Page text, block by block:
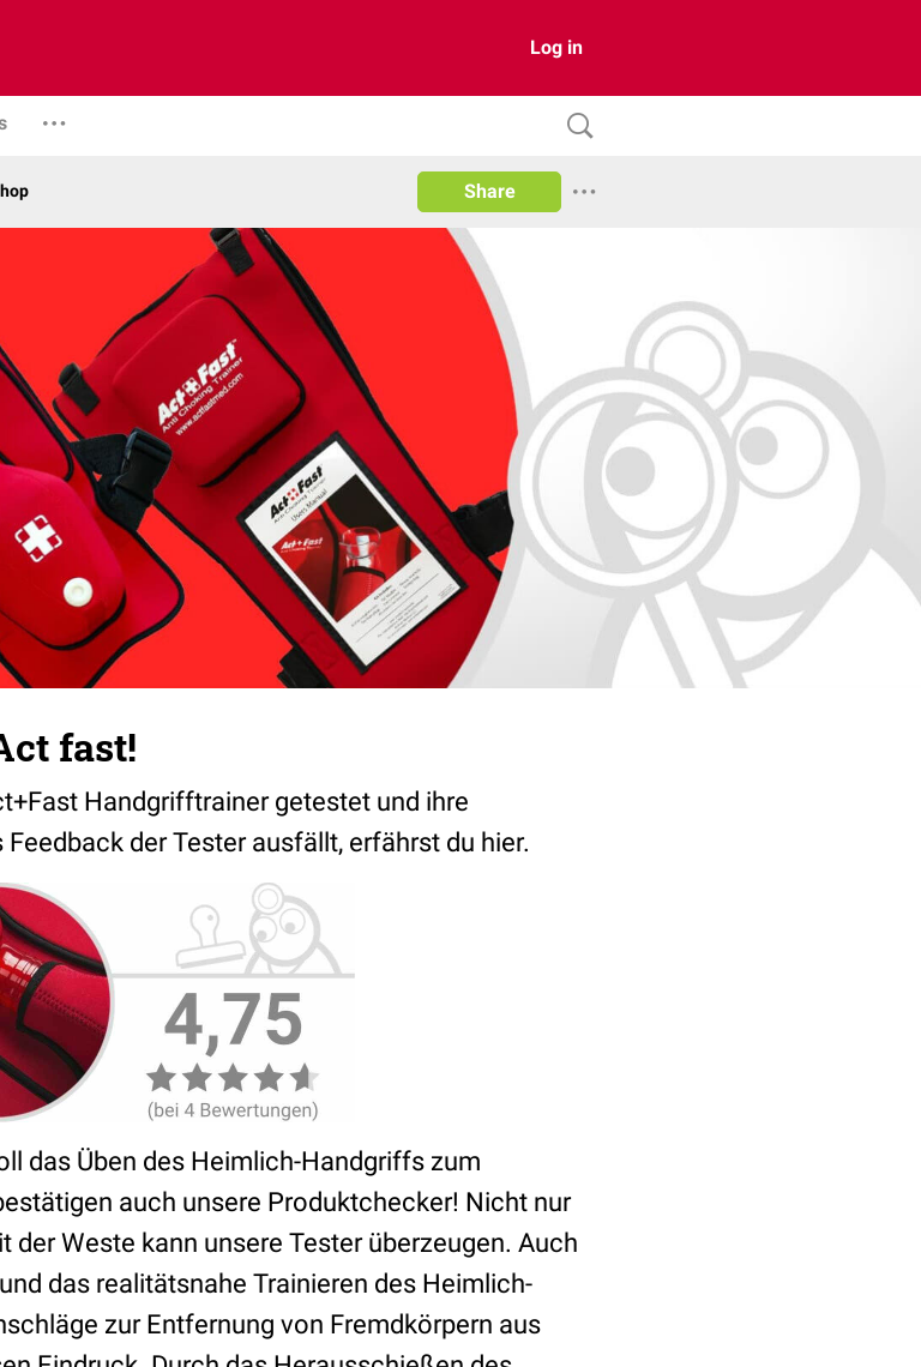
Log in
Share
fast!
Handgrifftrainer getestet und ihre
der Tester ausfällt, erfährst du hier.
das Üben des Heimlich-Handgriffs zum
auch unsere Produktchecker! Nicht nur
der Weste kann unsere Tester überzeugen. Auch
das realitätsnahe Trainieren des Heimlich-
zur Entfernung von Fremdkörpern aus